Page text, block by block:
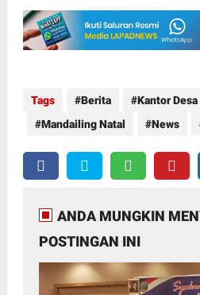
Tags Berita
Kantor
Mandailing Natal
News
ANDA MUNGKIN
POSTINGAN INI